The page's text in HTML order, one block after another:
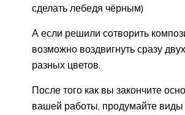
сделать лебедя чёрным)
А если решили сотворить
возможно воздвигнуть сразу
разных цветов.
После того как вы закончите
вашей работы, продумайте виды